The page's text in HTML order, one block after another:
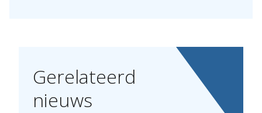
Gerelateerd
nieuws